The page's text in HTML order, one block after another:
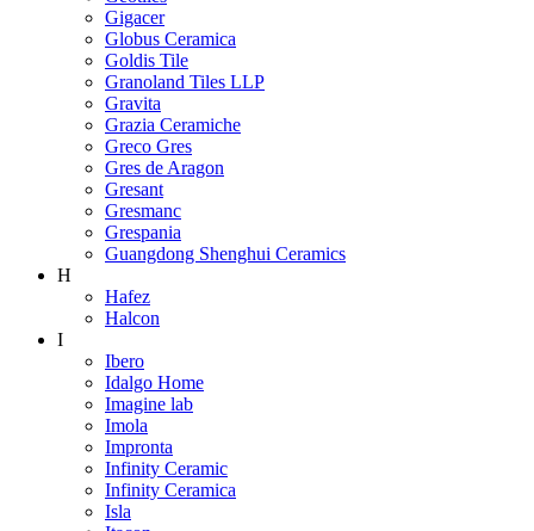
Gigacer
Globus Ceramica
Goldis Tile
Granoland Tiles LLP
Gravita
Grazia Ceramiche
Greco Gres
Gres de Aragon
Gresant
Gresmanc
Grespania
Guangdong Shenghui Ceramics
H
Hafez
Halcon
I
Ibero
Idalgo Home
Imagine lab
Imola
Impronta
Infinity Ceramic
Infinity Ceramica
Isla